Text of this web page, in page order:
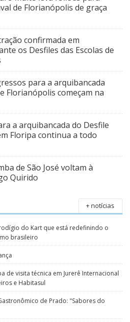
de Florianópolis de graça
confirmada em
os Desfiles das Escolas de
para a arquibancada
Florianópolis começam na
a arquibancada do Desfile
Floripa continua a todo
de São José voltam à
Quirido
+ notícias
do Kart que está redefinindo o
brasileiro
de visita técnica em Jurerê Internacional
e Habitasul
de Prado: "Sabores do